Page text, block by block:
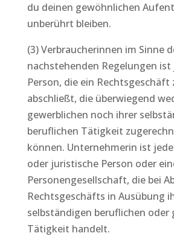
du deinen gewöhnlichen
unberührt bleiben.
(3) Verbraucherinnen im Sinne
nachstehenden Regelungen
Person, die ein Rechtsgeschäft
abschließt, die überwiegend
gewerblichen noch ihrer
beruflichen Tätigkeit
können. Unternehmerin ist
oder juristische Person oder
Personengesellschaft, die bei
Rechtsgeschäfts in Ausübung
selbständigen beruflichen oder
Tätigkeit handelt.